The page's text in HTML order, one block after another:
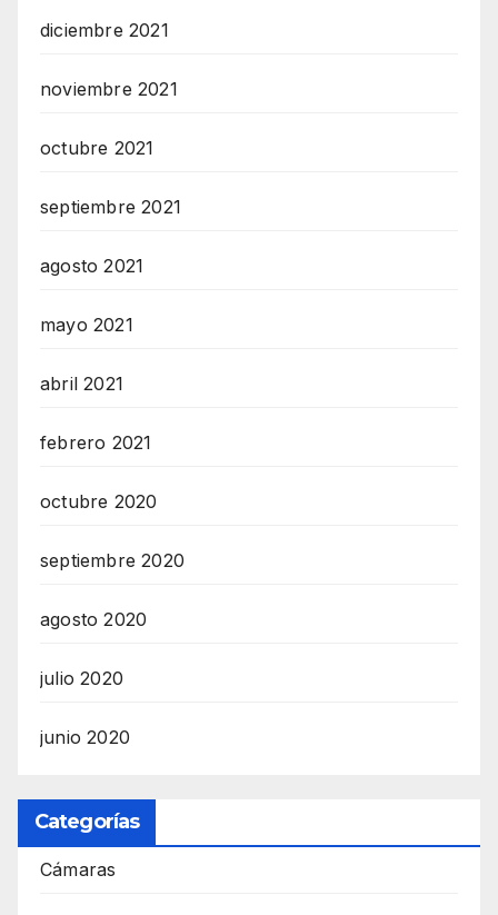
diciembre 2021
noviembre 2021
octubre 2021
septiembre 2021
agosto 2021
mayo 2021
abril 2021
febrero 2021
octubre 2020
septiembre 2020
agosto 2020
julio 2020
junio 2020
Categorías
Cámaras